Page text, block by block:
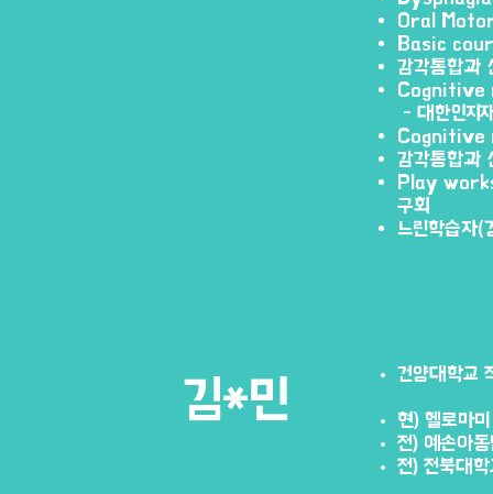
Oral
Basic
감각통합과
Cognitive
- 대한인지
Cognitive
감각통합과
Play
구회
느린학습자(
​김*민 건양대학교
현) 헬로마
전) 예손아
전) 전북대학